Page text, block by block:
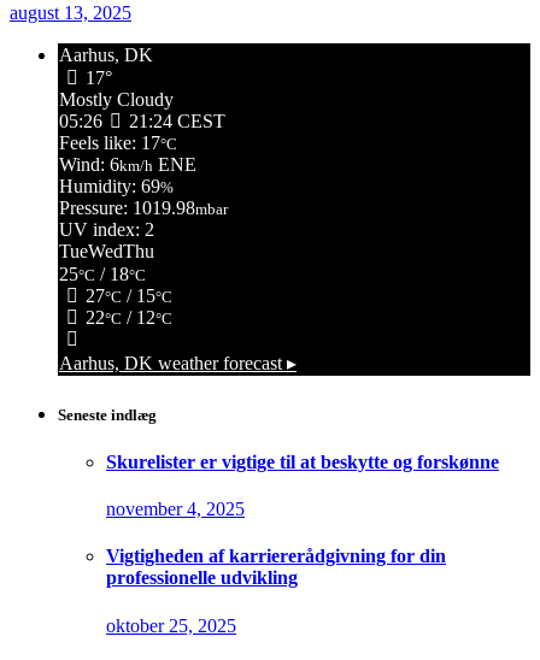
august 13, 2025
Aarhus, DK
17°
Mostly Cloudy
05:26
21:24 CEST
Feels like: 17°C
Wind: 6km/h ENE
Humidity: 69%
Pressure: 1019.98mbar
UV index: 2
TueWedThu
25°C / 18°C
27°C / 15°C
22°C / 12°C
Aarhus, DK weather forecast ▸
Seneste indlæg
Skurelister er vigtige til at beskytte og forskønne
november 4, 2025
Vigtigheden af karriererådgivning for din
professionelle udvikling
oktober 25, 2025